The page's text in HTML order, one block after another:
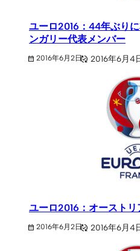
ユーロ2016：44年ぶり
ンガリー代表メンバー
2016年6月2日 2016年6月4
ユーロ2016：オースト
2016年6月2日 2016年6月4